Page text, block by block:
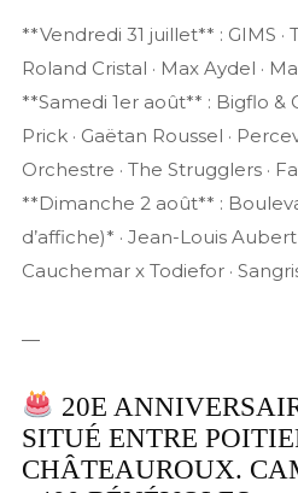
**Vendredi 31 juillet** : GIMS ·
Roland Cristal · Max Aydel ·
**Samedi 1er août** : Bigflo &
Prick · Gaëtan Roussel ·
Orchestre · The Strugglers ·
**Dimanche 2 août** :
d’affiche)* · Jean-Louis
Cauchemar x Todiefor ·
—
20E
SITUÉ ENTRE
CHÂTEAUROUX.